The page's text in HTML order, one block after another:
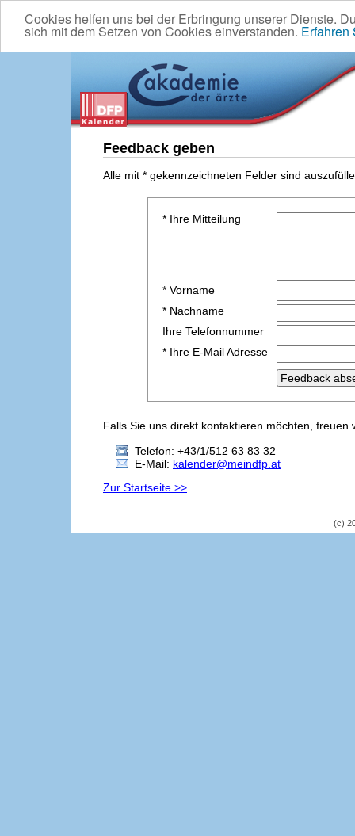
Cookies helfen uns bei der Erbringung unserer Dienste.
sich mit dem Setzen von Cookies einverstanden. Erfahren
Feedback geben
Alle mit * gekennzeichneten Felder sind
* Ihre Mitteilung
* Vorname
* Nachname
Ihre Telefonnummer
* Ihre E-Mail Adresse
Falls Sie uns direkt kontaktieren möchten,
Telefon: +43/1/512 63 83 32
E-Mail: kalender@meindfp.at
Zur Startseite >>
(c)